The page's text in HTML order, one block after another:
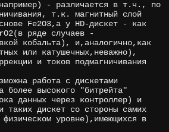
- различается в т.ч., по
т.к. магнитный слой
Fe2O3,а у HD-дискет - как
ряде случаев -
кобальта), и,аналогично,как
или катушечных,неважно),
и токов подмагничивания
работа с дискетами
высокого "битрейта"
данных через контроллер) и
таких дискет со стороны самих
физическом уровне),имеющихся в